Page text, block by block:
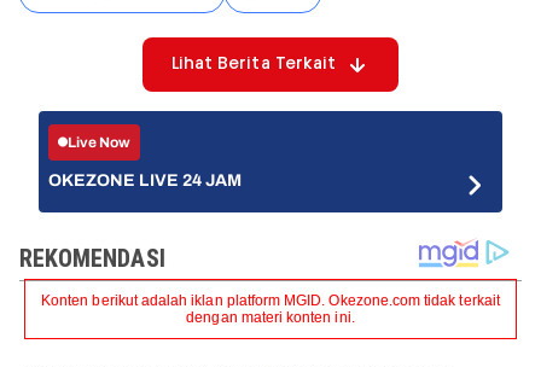
Lihat Berita Terkait
Live Now
OKEZONE LIVE 24 JAM